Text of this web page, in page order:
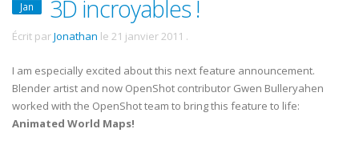
Jan
3D incroyables !
Écrit parJonathan le 21 janvier 2011 .
I am especially excited about this next feature announcement.
Blender artist and now OpenShot contributor Gwen Bulleryahen
worked with the OpenShot team to bring this feature to life:
Animated World Maps!